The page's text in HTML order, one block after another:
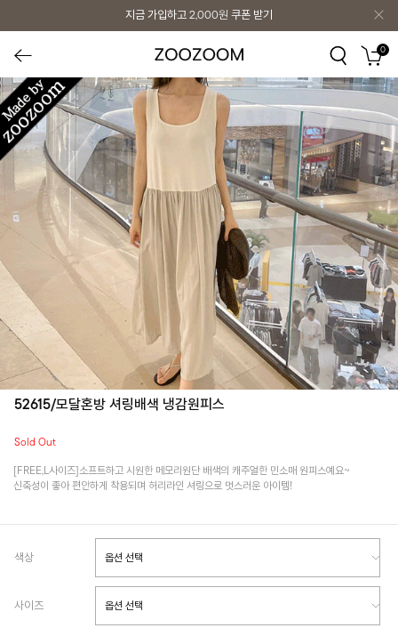
지금 가입하고 2,000원 쿠폰 받기
0
52615/모달혼방 셔링배색 냉감원피스
Sold Out
[FREE,L사이즈]소프트하고 시원한 메모리원단 배색의 캐주얼한 민소매 원피스예요~
신축성이 좋아 편안하게 착용되며 허리라인 셔링으로 멋스러운 아이템!
색상
사이즈